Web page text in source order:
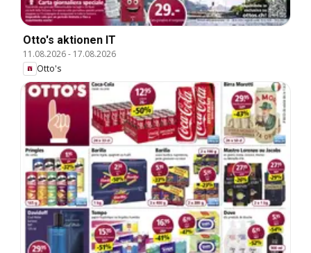
Otto's aktionen IT
11.08.2026- 17.08.2026
Otto's